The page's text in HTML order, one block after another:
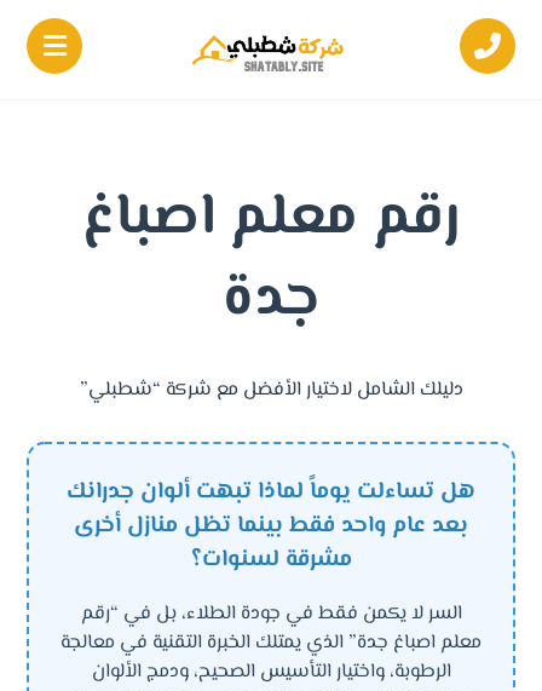
رقم معلم اصباغ
جدة
دليلك الشامل لاختيار الأفضل مع شركة “شطبلي”
هل تساءلت يوماً لماذا تبهت ألوان جدرانك
بعد عام واحد فقط بينما تظل منازل أخرى
مشرقة لسنوات؟
السر لا يكمن فقط في جودة الطلاء، بل في “رقم
معلم اصباغ جدة” الذي يمتلك الخبرة التقنية في معالجة
الرطوبة، واختيار التأسيس الصحيح، ودمج الألوان